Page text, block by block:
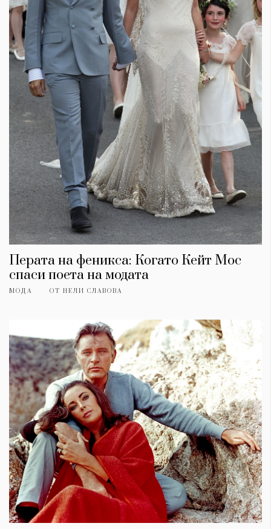
Перата на феникса: Когато Кейт Мос
спаси поета на модата
МОДА ОТ НЕЛИ СЛАВОВА